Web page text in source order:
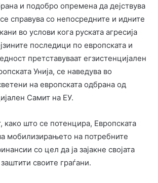
и подобро опремена да дејствува
справува со непосредните и идните
во услови кога руската агресија
последици по европската и
претставуваат егзистенцијален
Унија, се наведува во
на европската одбрана од
Самит на ЕУ.
како што се потенцира, Европската
мобилизирањето на потребните
со цел да ја зајакне својата
своите граѓани.